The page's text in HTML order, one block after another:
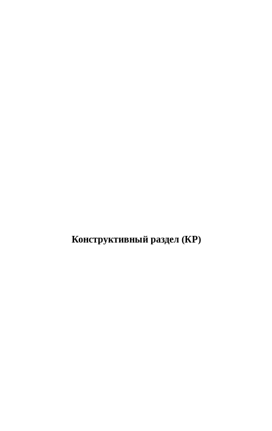
Конструктивный раздел (КР)